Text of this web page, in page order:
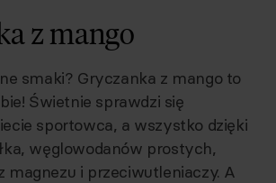
z mango
smaki? Gryczanka z mango to
Świetnie sprawdzi się
sportowca, a wszystko dzięki
węglowodanów prostych,
magnezu i przeciwutleniaczy. A